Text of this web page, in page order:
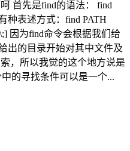
首先是find的语法： find
种表述方式：find PATH
因为find命令会根据我们给
出的目录开始对其中文件及
，所以我觉的这个地方说是
的寻找条件可以是一个...